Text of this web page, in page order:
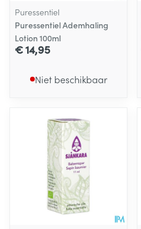
Puressentiel
Puressentiel Ademhaling
Lotion 100ml
€ 14,95
Niet beschikbaar